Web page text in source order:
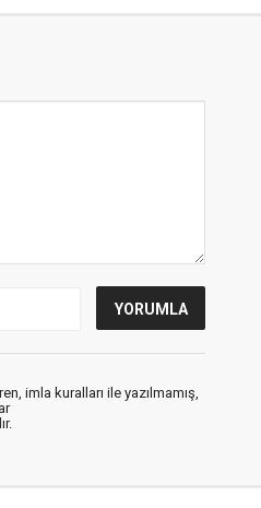
imla kuralları ile yazılmamış,